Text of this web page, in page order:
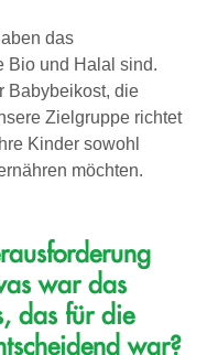
das
Bio und Halal sind.
Babybeikost, die
Zielgruppe richtet
Kinder sowohl
möchten.
war das
das für die
war?